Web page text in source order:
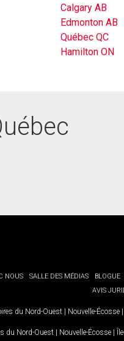
Calgary AB
Edmonton AB
Québec QC
Hamilton ON
NOUS SALLE DES MÉDIAS BLOGUE
AVIS
du Nord-Ouest | Nouvelle-Écosse |
du Nord-Ouest | Nouvelle-Écosse |